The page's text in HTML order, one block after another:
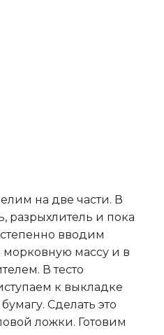
на две части. В
разрыхлитель и пока
вводим
морковную массу и в
В тесто
к выкладке
Сделать это
ложки. Готовим